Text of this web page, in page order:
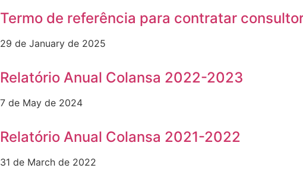
Termo de referência para contratar
29 de January de 2025
Relatório Anual Colansa 2022-2023
7 de May de 2024
Relatório Anual Colansa 2021-2022
31 de March de 2022